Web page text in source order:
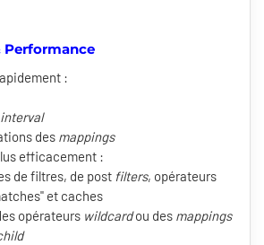
:
des mappings
efficacement :
de filtres, de post filters, opérateurs
et caches
opérateurs wildcardou des mappings